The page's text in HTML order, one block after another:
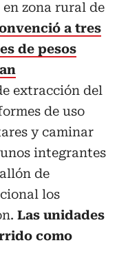
zona rural de
a tres
de pesos
extracción del
de uso
y caminar
integrantes
de
los
Las unidades
como